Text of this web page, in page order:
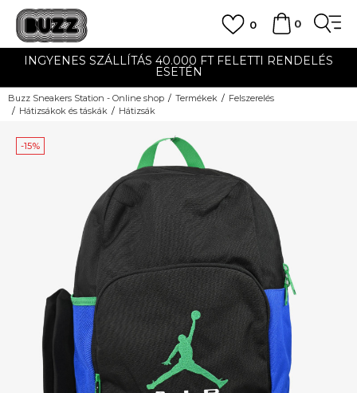
0
0
INGYENES SZÁLLÍTÁS 40.000 FT FELETTI RENDELÉS
ESETÉN
Buzz Sneakers Station - Online shop Termékek
Felszerelés
Hátizsákok és táskák
Hátizsák
-15%